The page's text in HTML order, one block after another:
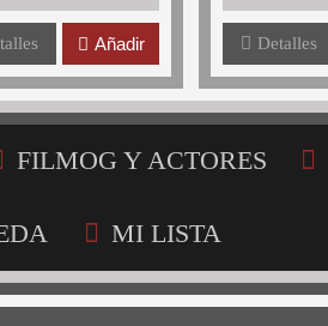
Añadir Detalles
FILMOG Y ACTORES
MI LISTA